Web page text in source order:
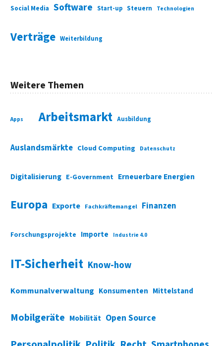
Social Media Software Start-up Steuern Technologien
Verträge Weiterbildung
Weitere Themen
Apps Arbeitsmarkt Ausbildung
Auslandsmärkte Cloud Computing Datenschutz
Digitalisierung E-Government Erneuerbare Energien
Europa Exporte Fachkräftemangel Finanzen
Forschungsprojekte Importe Industrie 4.0
IT-Sicherheit Know-how
Kommunalverwaltung Konsumenten Mittelstand
Mobilgeräte Mobilität Open Source